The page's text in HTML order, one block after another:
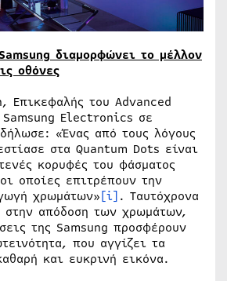
διαμορφώνει το μέλλον
οθόνες
Επικεφαλής του Advanced
Electronics σε
«Ένας από τους λόγους
στα Quantum Dots είναι
κορυφές του φάσματος
οποίες επιτρέπουν την
χρωμάτων»[i]. Ταυτόχρονα
στην απόδοση των χρωμάτων,
της Samsung προσφέρουν
που αγγίζει τα
και ευκρινή εικόνα.